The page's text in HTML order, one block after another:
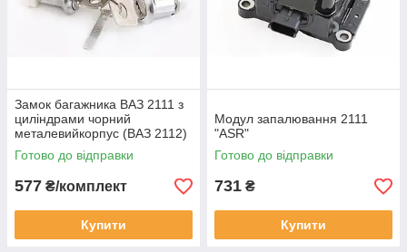
Замок багажника ВАЗ 2111 з
циліндрами чорний
металевийкорпус (ВАЗ 2112)
Готово до відправки
577 ₴/комплект
Купити
Модул запалювання 2111
"ASR"
Готово до відправки
731 ₴
Купити